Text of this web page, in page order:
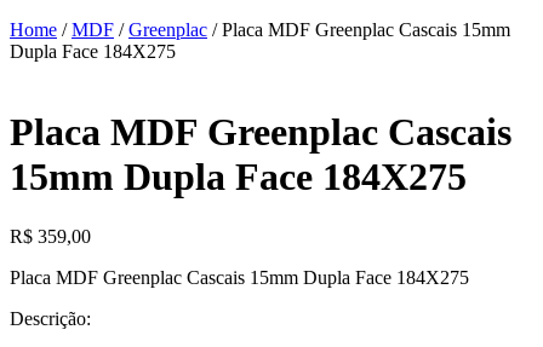
Home /MDF /Greenplac / Placa MDF Greenplac Cascais 15mm
Dupla Face 184X275
Placa MDF Greenplac Cascais
15mm Dupla Face 184X275
R$ 359,00
Placa MDF Greenplac Cascais 15mm Dupla Face 184X275
Descrição: